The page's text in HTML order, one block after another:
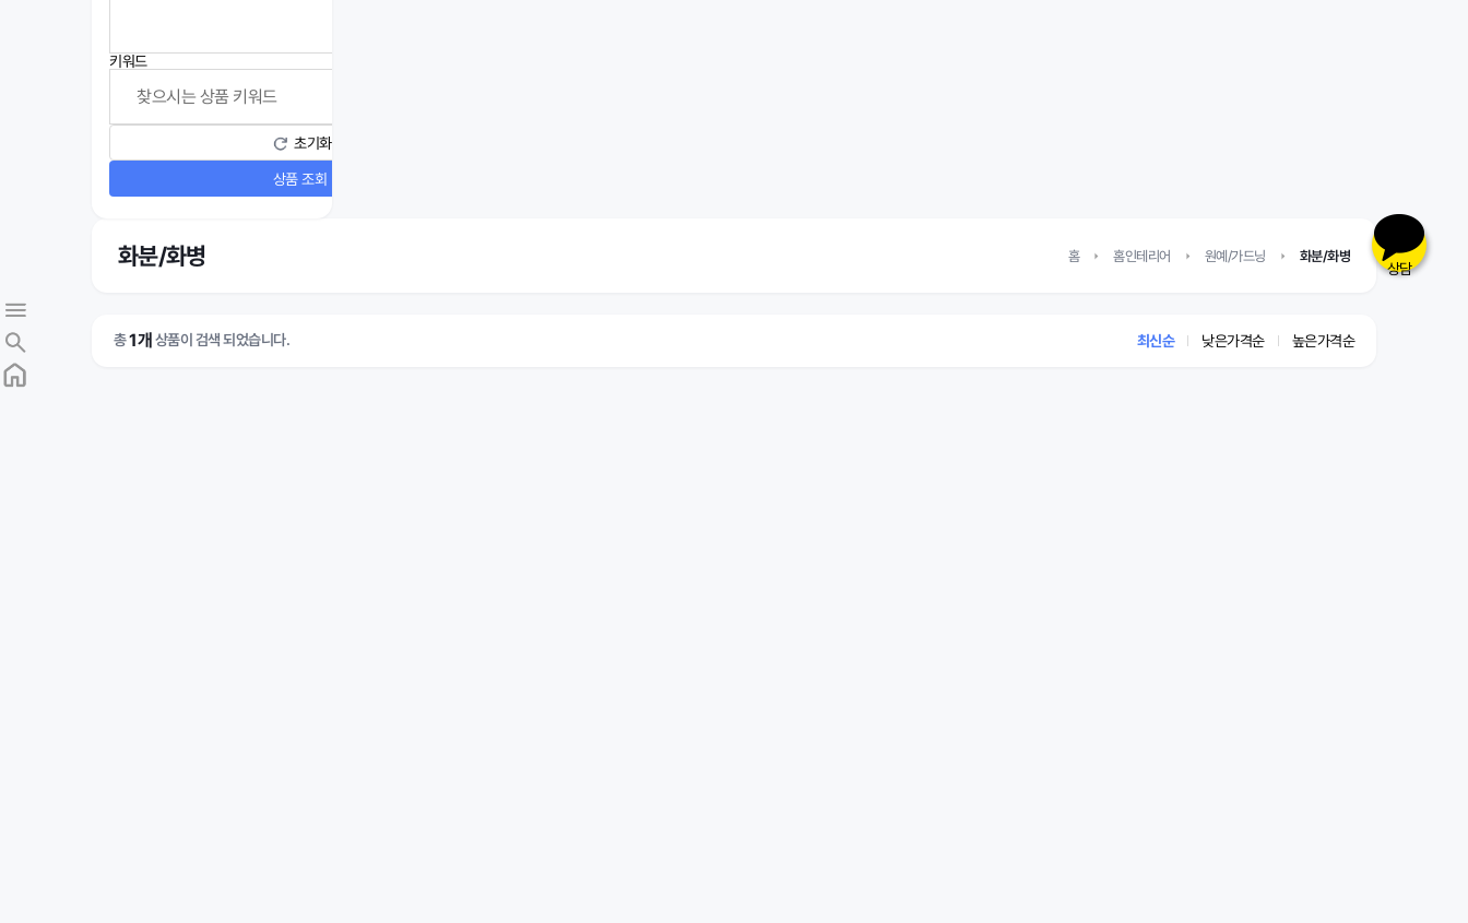
상담
키워드
초기화
상품 조회
화분/화병 홈 홈인테리어 원예/가드닝 화분/화병
총1개상품이 검색 되었습니다. 최신순 낮은가격순 높은가격순